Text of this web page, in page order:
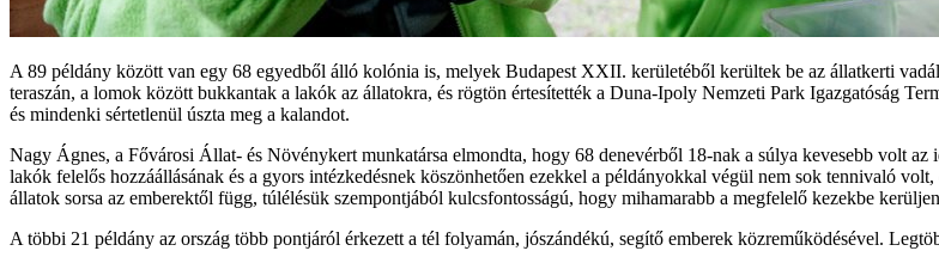
A 89 példány között van egy 68 egyedből álló kolónia is, melyek Budapest XXII. kerületéből kerültek be az állatkerti
teraszán, a lomok között bukkantak a lakók az állatokra, és rögtön értesítették a Duna-Ipoly Nemzeti Park Igazgatóság
és mindenki sértetlenül úszta meg a kalandot.
Nagy Ágnes, a Fővárosi Állat- és Növénykert munkatársa elmondta, hogy 68 denevérből 18-nak a súlya kevesebb volt
lakók felelős hozzáállásának és a gyors intézkedésnek köszönhetően ezekkel a példányokkal végül nem sok tennivaló
állatok sorsa az emberektől függ, túlélésük szempontjából kulcsfontosságú, hogy mihamarabb a megfelelő kezekbe
A többi 21 példány az ország több pontjáról érkezett a tél folyamán, jószándékú, segítő emberek közreműködésével.